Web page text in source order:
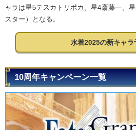
ャラは星5テスカトリポカ、星4斎藤一、
スター）となる。
水着2025の新キャラ
10周年キャンペーン一覧